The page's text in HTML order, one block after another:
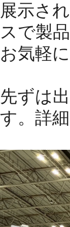
展示さ
スで製
お気軽
先ずは
す。詳